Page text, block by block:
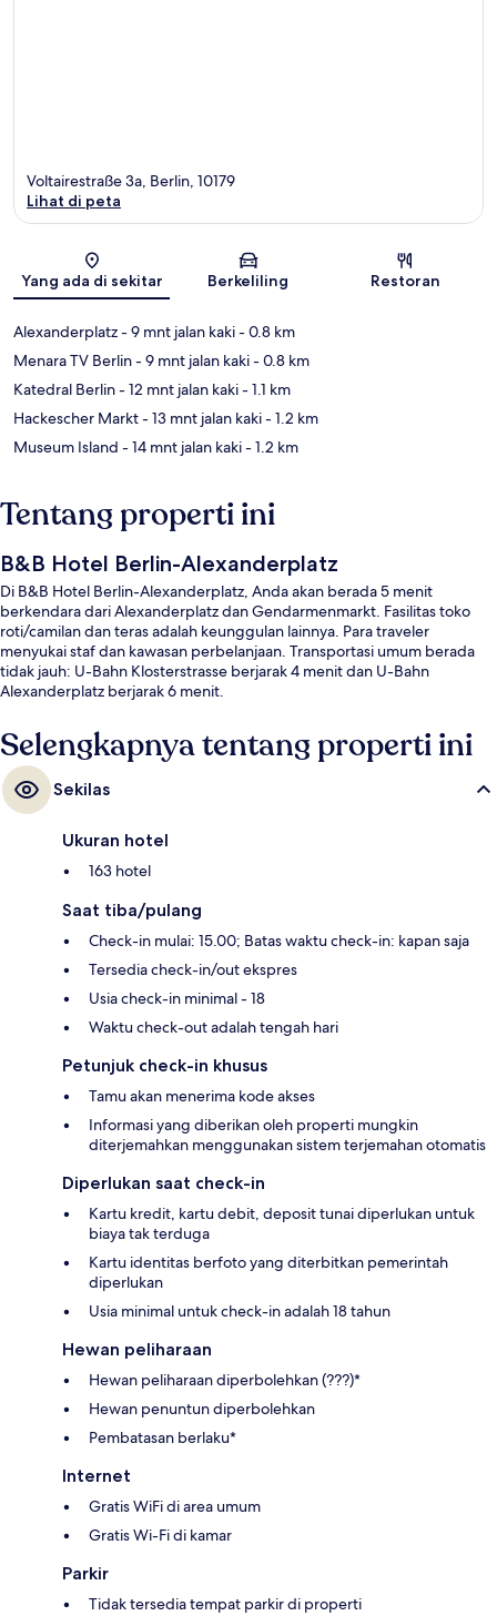
Peta
Voltairestraße 3a, Berlin, 10179
Lihat di peta
Yang ada di sekitar Berkeliling Restoran
Alexanderplatz- 9 mnt jalan kaki- 0.8 km
Menara TV Berlin- 9 mnt jalan kaki- 0.8 km
Katedral Berlin- 12 mnt jalan kaki- 1.1 km
Hackescher Markt- 13 mnt jalan kaki- 1.2 km
Museum Island - 14 mnt jalan kaki- 1.2 km
Tentang properti ini
B&B Hotel Berlin-Alexanderplatz
Di B&B Hotel Berlin-Alexanderplatz, Anda akan berada 5 menit
berkendara dari Alexanderplatz dan Gendarmenmarkt. Fasilitas toko
roti/camilan dan teras adalah keunggulan lainnya. Para traveler
menyukai staf dan kawasan perbelanjaan. Transportasi umum berada
tidak jauh: U-Bahn Klosterstrasse berjarak 4 menit dan U-Bahn
Alexanderplatz berjarak 6 menit.
Selengkapnya tentang properti ini
Sekilas
Ukuran hotel
163 hotel
Saat tiba/pulang
Check-in mulai: 15.00; Batas waktu check-in: kapan saja
Tersedia check-in/out ekspres
Usia check-in minimal - 18
Waktu check-out adalah tengah hari
Petunjuk check-in khusus
Tamu akan menerima kode akses
Informasi yang diberikan oleh properti mungkin
diterjemahkan menggunakan sistem terjemahan otomatis
Diperlukan saat check-in
Kartu kredit, kartu debit, deposit tunai diperlukan untuk
biaya tak terduga
Kartu identitas berfoto yang diterbitkan pemerintah
diperlukan
Usia minimal untuk check-in adalah 18 tahun
Hewan peliharaan
Hewan peliharaan diperbolehkan (???)*
Hewan penuntun diperbolehkan
Pembatasan berlaku*
Internet
Gratis WiFi di area umum
Gratis Wi-Fi di kamar
Parkir
Tidak tersedia tempat parkir di properti